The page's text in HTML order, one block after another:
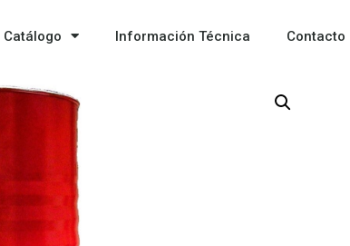
Catálogo Información Técnica Contacto